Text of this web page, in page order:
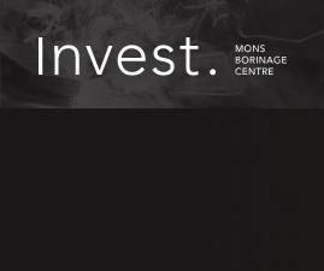
Skip
content